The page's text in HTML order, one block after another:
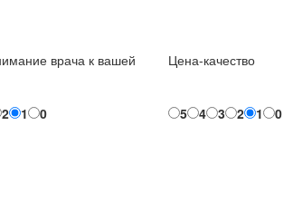
врача к вашей
2 1 0
Цена-качество
5 4 3 2 1 0